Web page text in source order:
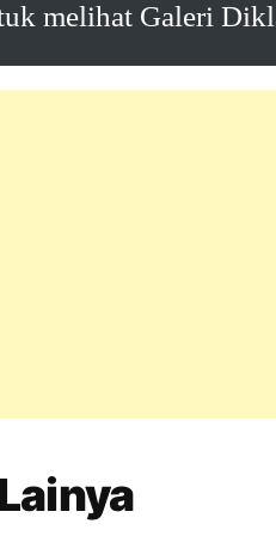
melihat Galeri